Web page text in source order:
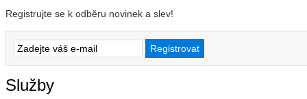
Registrujte se k odběru novinek a slev!
Služby